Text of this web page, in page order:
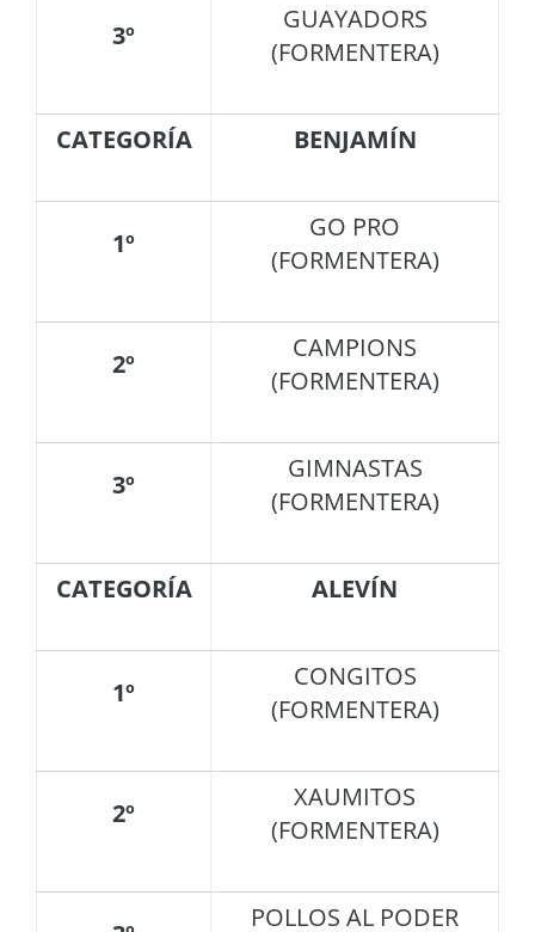
3º
GUAYADORS
(FORMENTERA)
CATEGORÍA BENJAMÍN
1º
GO PRO
(FORMENTERA)
2º
CAMPIONS
(FORMENTERA)
3º
GIMNASTAS
(FORMENTERA)
CATEGORÍA ALEVÍN
1º
CONGITOS
(FORMENTERA)
2º
XAUMITOS
(FORMENTERA)
POLLOS AL PODER